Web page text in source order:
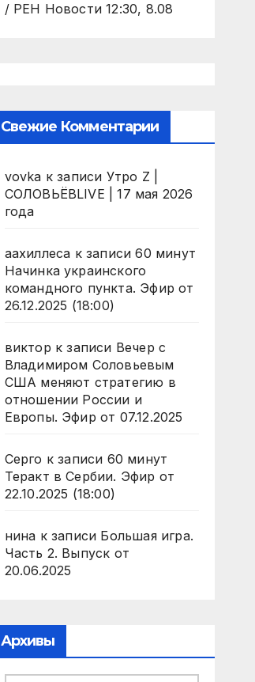
/ РЕН Новости 12:30, 8.08
Свежие Комментарии
vovka к записи Утро Z |
СОЛОВЬЁВLIVE | 17 мая 2026
года
аахиллеса к записи60 минут
Начинка украинского
командного пункта. Эфир от
26.12.2025 (18:00)
виктор к записи Вечер с
Владимиром Соловьевым
США меняют стратегию в
отношении России и
Европы. Эфир от 07.12.2025
Серго к записи 60 минут
Теракт в Сербии. Эфир от
22.10.2025 (18:00)
нина к записи Большая игра.
Часть 2. Выпуск от
20.06.2025
Архивы